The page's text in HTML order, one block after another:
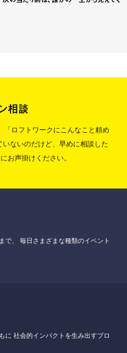
相談
「ロフトワークにこんなこと頼め
ないのだけど、早めに相談した
お声掛けください。
で、
毎日さまざまな種類のイベント
に 社会的インパクトを生み出すプロ